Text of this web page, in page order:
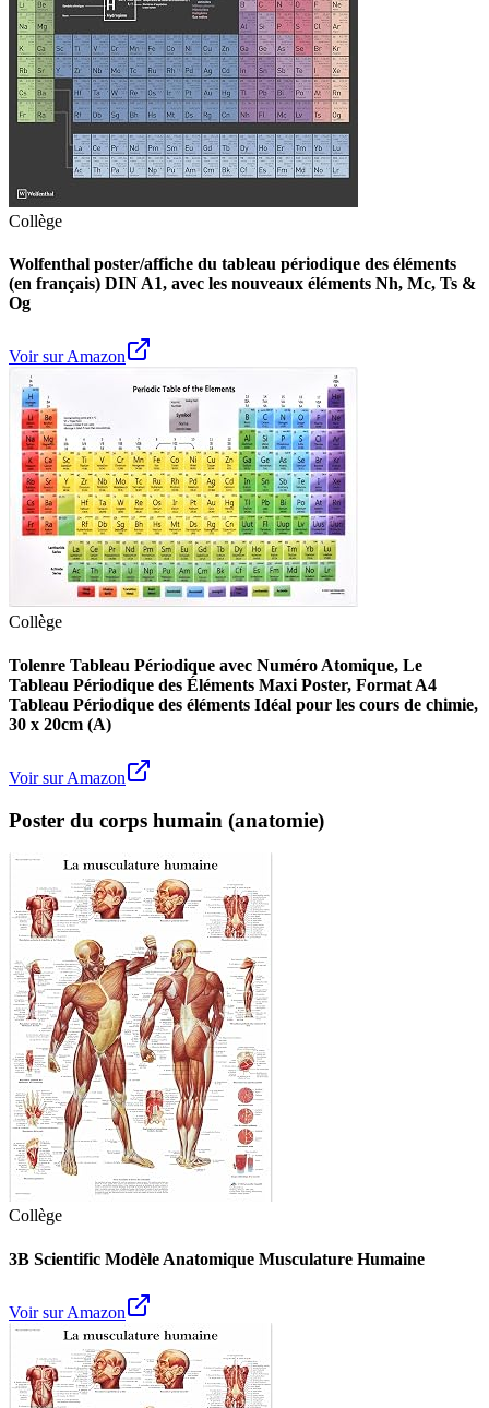
Collège
Wolfenthal poster/affiche du tableau périodique des éléments
(en français) DIN A1, avec les nouveaux éléments Nh, Mc, Ts &
Og
Voir sur Amazon
Collège
Tolenre Tableau Périodique avec Numéro Atomique, Le
Tableau Périodique des Éléments Maxi Poster, Format A4
Tableau Périodique des éléments Idéal pour les cours de chimie,
30 x 20cm (A)
Voir sur Amazon
Poster du corps humain (anatomie)
Collège
3B Scientific Modèle Anatomique Musculature Humaine
Voir sur Amazon